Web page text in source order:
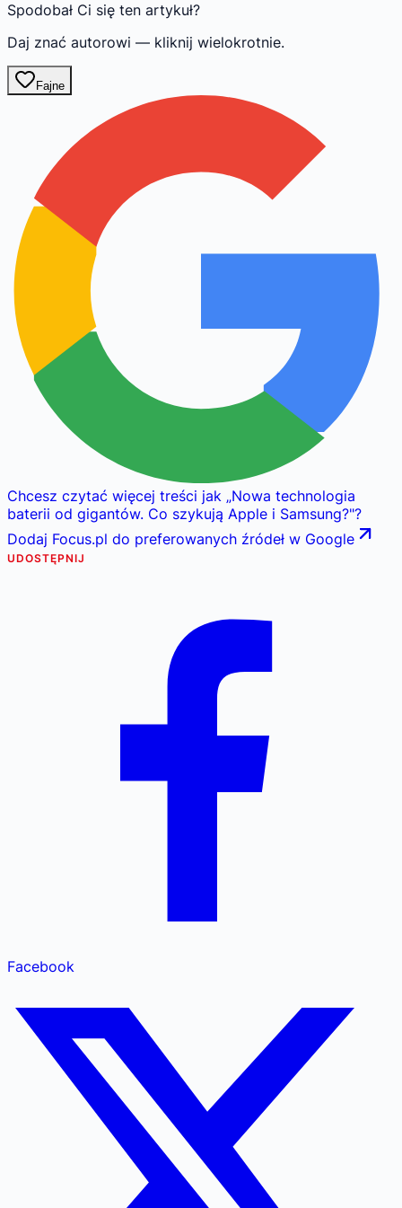
Spodobał Ci się ten artykuł?
Daj znać autorowi — kliknij wielokrotnie.
Fajne
Chcesz czytać więcej treści jak „Nowa technologia
baterii od gigantów. Co szykują Apple i Samsung?"?
Dodaj Focus.pl do preferowanych źródeł w Google
UDOSTĘPNIJ
Facebook